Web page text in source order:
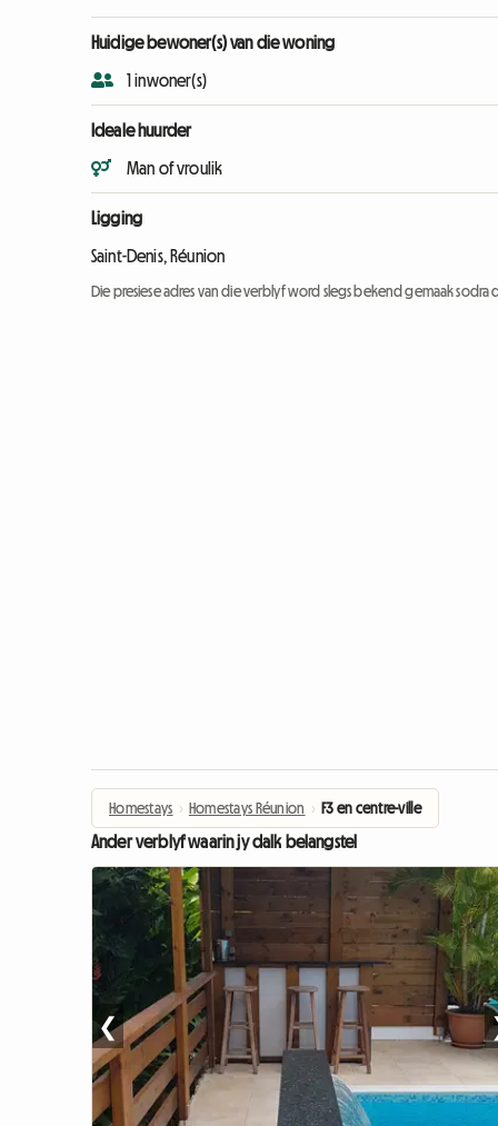
Huidige bewoner(s) van die woning
1 inwoner(s)
Ideale huurder
Man of vroulik
Ligging
Saint-Denis, Réunion
Die presiese adres van die verblyf word slegs bekend gemaak sodra
Homestays › Homestays Réunion › F3 en centre-ville
Ander verblyf waarin jy dalk belangstel
❮